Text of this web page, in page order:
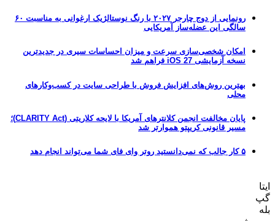
رونمایی از دوج چارجر ۲۰۲۷ با رنگ نوستالژیک ارغوانی به مناسبت ۶۰
سالگی این عضله‌ساز آمریکایی
امکان شخصی‌سازی سرعت و میزان احساسات سیری در جدیدترین
نسخه آزمایشی iOS 27 فراهم شد
بهترین روش‌های افزایش فروش با طراحی سایت در کسب‌وکارهای
محلی
پایان مخالفت انجمن کلانترهای آمریکا با لایحه کلاریتی (CLARITY Act)؛
مسیر قانونی کریپتو هموارتر شد
۵ کار جالب که نمی‌دانستید روتر وای فای شما می‌تواند انجام دهد
ایتا
گپ
بله